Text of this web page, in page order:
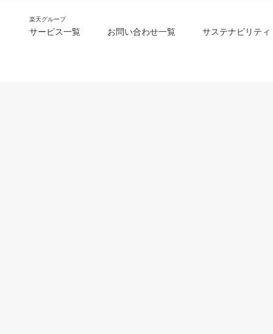
楽天グループ
サービス一覧 お問い合わせ一覧 サステナビリティ